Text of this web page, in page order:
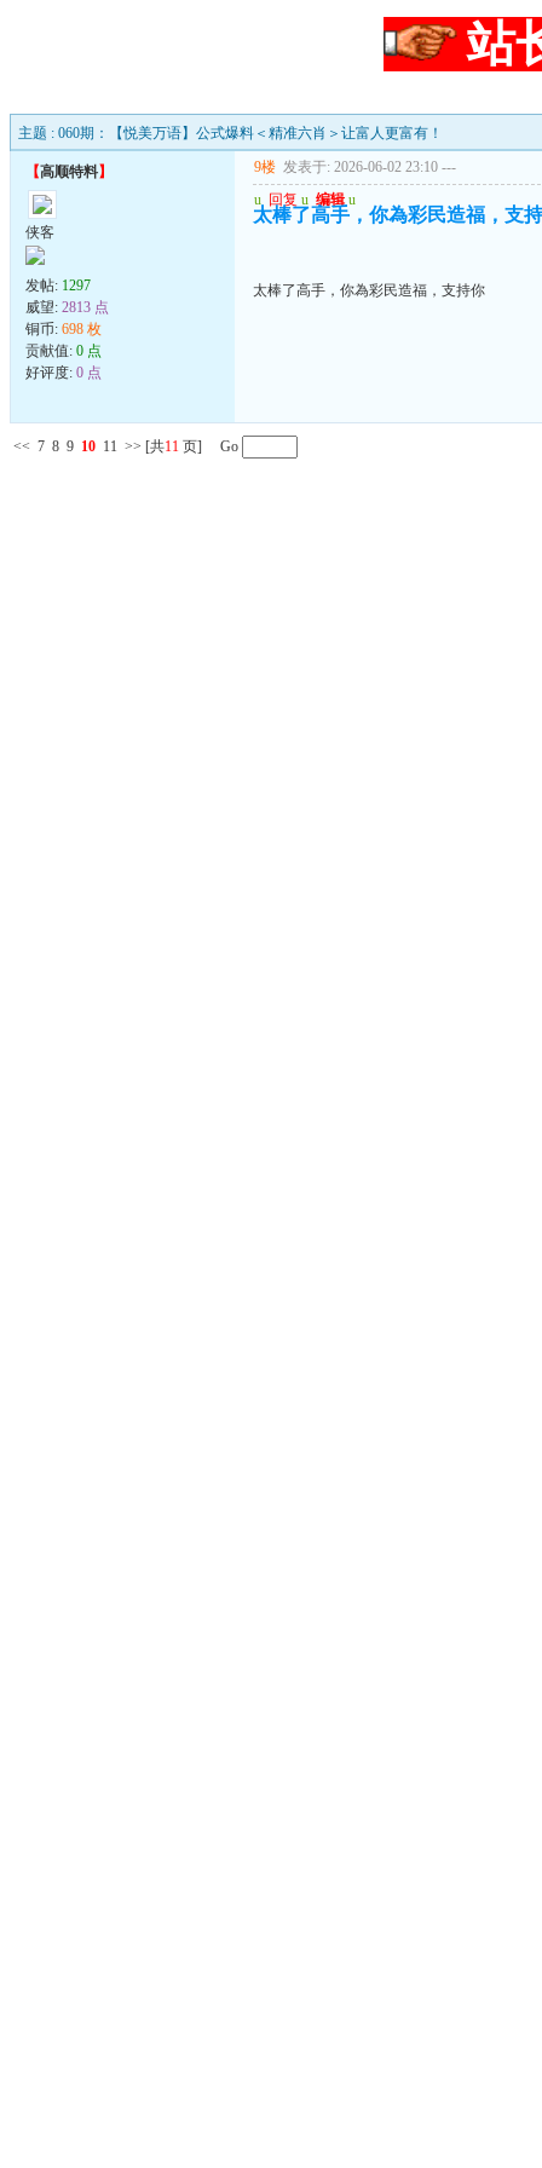
站
主题 : 060期：【悦美万语】公式爆料＜精准六肖＞让富人更富有！
【高顺特料】
侠客
发帖: 1297
威望: 2813 点
铜币: 698 枚
贡献值: 0 点
好评度: 0 点
9楼 发表于: 2026-06-02 23:10 ---
u 回复 u 编辑 u
太棒了高手，你為彩民造福，支
太棒了高手，你為彩民造福，支持你
<< 7 8 9 10 11 >> [共11 页] Go